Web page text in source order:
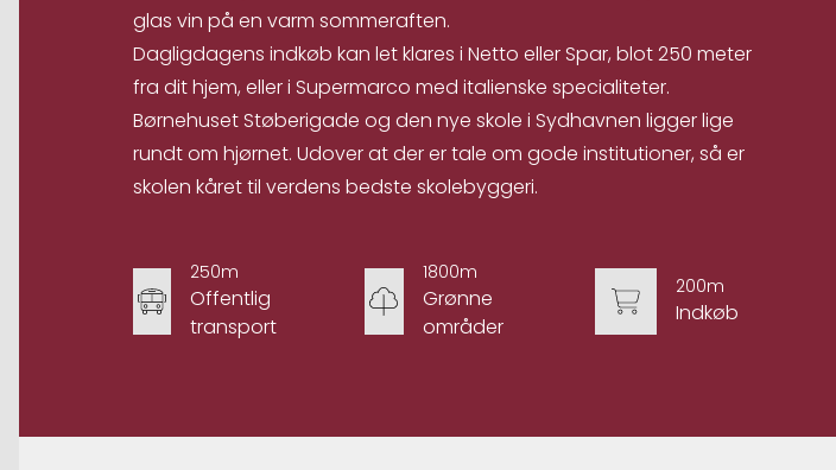
glas vin på en varm sommeraften.
Dagligdagens indkøb kan let klares i Netto eller Spar, blot 250 meter
fra dit hjem, eller i Supermarco med italienske specialiteter.
Børnehuset Støberigade og den nye skole i Sydhavnen ligger lige
rundt om hjørnet. Udover at der er tale om gode institutioner, så er
skolen kåret til verdens bedste skolebyggeri.
250m
Offentlig
transport
1800m
Grønne
områder
200m
Indkøb